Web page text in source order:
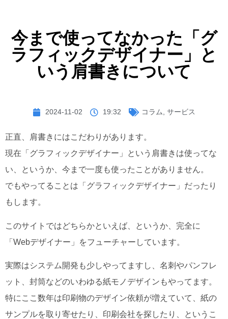
今まで使ってなかった「グ
ラフィックデザイナー」と
いう肩書きについて
2024-11-02 19:32 コラム サービス
正直、肩書きにはこだわりがあります。
現在「グラフィックデザイナー」という肩書きは使ってな
い、というか、今まで一度も使ったことがありません。
でもやってることは「グラフィックデザイナー」だったり
もします。
このサイトではどちらかといえば、というか、完全に
「Webデザイナー」をフューチャーしています。
実際はシステム開発も少しやってますし、名刺やパンフレ
ット、封筒などのいわゆる紙モノデザインもやってます。
特にここ数年は印刷物のデザイン依頼が増えていて、紙の
サンプルを取り寄せたり、印刷会社を探したり、というこ